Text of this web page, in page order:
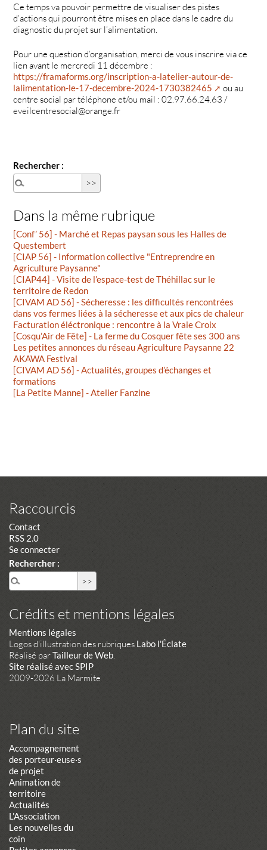
Ce temps va pouvoir permettre de visualiser des pistes
d’actions qui pourront être mises en place dans le cadre du
diagnostic du projet sur l’alimentation.
Pour une question d’organisation, merci de vous inscrire via ce
lien avant le mercredi 11 décembre :
https://framaforms.org/inscription-a-latelier-autour-de-
lalimentation-le-17-decembre-2024-1730382465
ou au
centre social par téléphone et/ou mail : 02.97.66.24.63 /
eveilcentresocial@orange.fr
Rechercher :
Dans la même rubrique
[Conf’ 56] - Marché et Repas paysan sous les Halles de
Questembert
[CIAP 56] - Information collective "Entreprendre en
Agriculture Paysanne"
[CIAP44] - Visite de l’espace-test de Théhillac sur le
territoire de Redon
[CIVAM AD 56] - Sécheresse : les difficultés rencontrées
dans vos fermes liées à la sécheresse et aux pics de chaleur
Facturation éléctronique : rencontre à la Vraie Croix
[Cosqu’Air de Fête] - La ferme du Cosquer fête ses 300 ans
Les petites annonces du réseau Agriculture Paysanne 22
AKAWA Festival
[CIVAM AD 56] - Actualités, groupes d’échanges et
formations
[La Petite Manne] - Atelier Fanzine
Raccourcis
Contact
RSS 2.0
Se connecter
Rechercher :
Crédits et mentions légales
Mentions légales
Logos d'illustration des rubriques Labo l'Éclate
Réalisé parTailleur de Web.
Site réalisé avec SPIP
2009-2026 La Marmite
Plan du site
Accompagnement
des porteur·euse·s
de projet
Animation de
territoire
Actualités
L’Association
Les nouvelles du
coin